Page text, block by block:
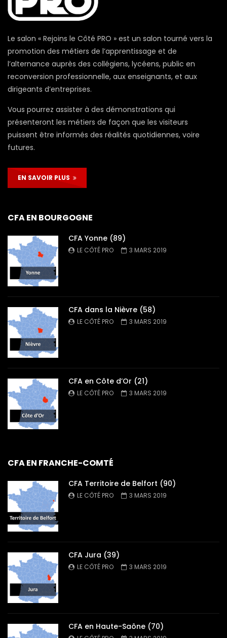
Le salon « Rejoins le Côté PRO » est un salon tourné vers la
promotion des métiers de l’apprentissage et de
l’alternance auprès des collégiens, lycéens, public en
reconversion professionnelle, aux enseignants, et aux
dirigeants d’entreprises.
Vous pourrez assister à des démonstrations qui
présenteront les métiers de façon que les visiteurs
puissent être informés des réalités quotidiennes, voire
futures.
EN SAVOIR PLUS
CFA EN BOURGOGNE
CFA Yonne (89)
LE CÔTÉ PRO 3 MARS 2019
CFA dans la Nièvre (58)
LE CÔTÉ PRO 3 MARS 2019
CFA en Côte d’Or (21)
LE CÔTÉ PRO 3 MARS 2019
CFA EN FRANCHE-COMTÉ
CFA Territoire de Belfort (90)
LE CÔTÉ PRO 3 MARS 2019
CFA Jura (39)
LE CÔTÉ PRO 3 MARS 2019
CFA en Haute-Saône (70)